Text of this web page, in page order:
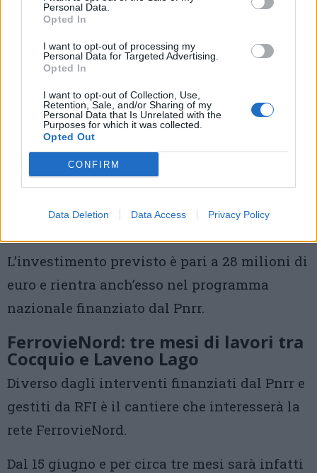
Personal Data.
Opted In
I want to opt-out of processing my
Personal Data for Targeted Advertising.
Opted In
I want to opt-out of Collection, Use,
Retention, Sale, and/or Sharing of my
Personal Data that Is Unrelated with the
Purposes for which it was collected.
Opted Out
CONFIRM
Data Deletion Data Access Privacy Policy
. Durante i lavori sarà chiusa anche la
ferrovia.
Arona-Oleggio: un mese di stop per
la tecnologia ferroviaria europea
Anche la linea Arona-Oleggio sarà
interessata da una lunga interruzione. Dal 30
maggio al 26 giugno la circolazione è
L’investimento previsto è pari a 28 milioni di
euro e rientra anch’esso nel programma
nazionale finanziato dal Pnrr.
FerrovieNord: tre mesi di lavori tra
Cocquio e Laveno Lago
Diverso dagli interventi finanziati dal Pnrr e
gestiti da RFI è il cantiere che interesserà la
rete FerrovieNord.
Dal 15 giugno e per circa tre mesi sarà infatti